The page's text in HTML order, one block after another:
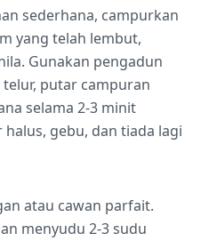
sederhana, campurkan
yang telah lembut,
Gunakan pengadun
putar campuran
selama 2-3 minit
gebu, dan tiada lagi
atau cawan parfait.
menyudu 2-3 sudu